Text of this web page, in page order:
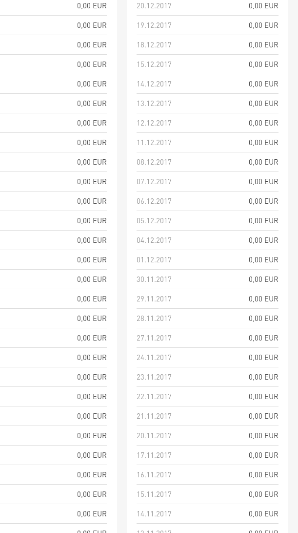
0,00 EUR
0,00 EUR
0,00 EUR
0,00 EUR
0,00 EUR
0,00 EUR
0,00 EUR
0,00 EUR
0,00 EUR
0,00 EUR
0,00 EUR
0,00 EUR
0,00 EUR
0,00 EUR
0,00 EUR
0,00 EUR
0,00 EUR
0,00 EUR
0,00 EUR
0,00 EUR
0,00 EUR
0,00 EUR
0,00 EUR
0,00 EUR
0,00 EUR
0,00 EUR
0,00 EUR
20.12.2017
0,00 EUR
19.12.2017
0,00 EUR
18.12.2017
0,00 EUR
15.12.2017
0,00 EUR
14.12.2017
0,00 EUR
13.12.2017
0,00 EUR
12.12.2017
0,00 EUR
11.12.2017
0,00 EUR
08.12.2017
0,00 EUR
07.12.2017
0,00 EUR
06.12.2017
0,00 EUR
05.12.2017
0,00 EUR
04.12.2017
0,00 EUR
01.12.2017
0,00 EUR
30.11.2017
0,00 EUR
29.11.2017
0,00 EUR
28.11.2017
0,00 EUR
27.11.2017
0,00 EUR
24.11.2017
0,00 EUR
23.11.2017
0,00 EUR
22.11.2017
0,00 EUR
21.11.2017
0,00 EUR
20.11.2017
0,00 EUR
17.11.2017
0,00 EUR
16.11.2017
0,00 EUR
15.11.2017
0,00 EUR
14.11.2017
0,00 EUR